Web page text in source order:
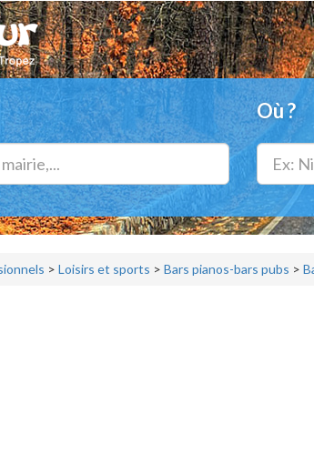
Où ?
> Loisirs et sports > Bars pianos-bars pubs >